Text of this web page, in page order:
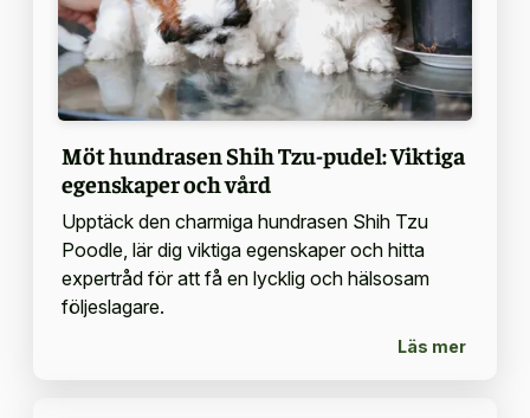
Möt hundrasen Shih Tzu-pudel: Viktiga
egenskaper och vård
Upptäck den charmiga hundrasen Shih Tzu
Poodle, lär dig viktiga egenskaper och hitta
expertråd för att få en lycklig och hälsosam
följeslagare.
Läs mer